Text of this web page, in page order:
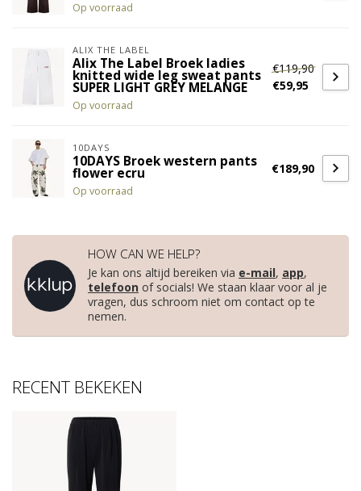
Op voorraad
ALIX THE LABEL
Alix The Label Broek ladies
knitted wide leg sweat pants
SUPER LIGHT GREY MELANGE
Op voorraad
€119,90
€59,95
10DAYS
10DAYS Broek western pants
flower ecru
Op voorraad
€189,90
HOW CAN WE HELP?
Je kan ons altijd bereiken via e-mail, app,
telefoon of socials! We staan klaar voor al je
vragen, dus schroom niet om contact op te
nemen.
RECENT BEKEKEN